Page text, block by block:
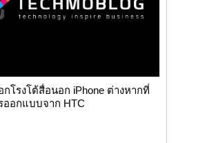
กโรงโต้สื่อนอก iPhone ต่างหากที่
ออกแบบจาก HTC